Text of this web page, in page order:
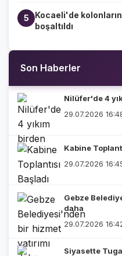
5
Kocaeli'de
boşaltıldı
Son Haberler
Nilüfer'de 4
29.07.2026
Kabine
29.07.2026
Gebze
daha
29.07.2026
Siyasette